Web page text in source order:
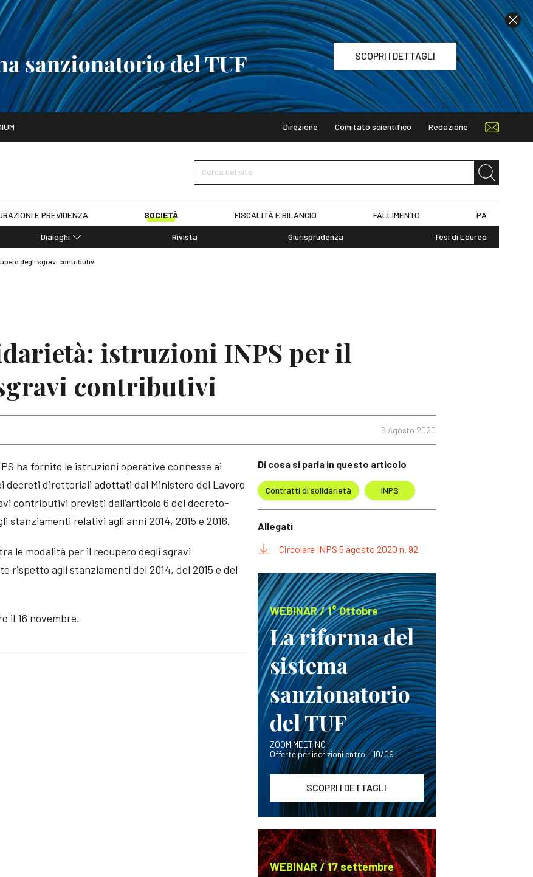
sanzionatorio del TUF SCOPRI I DETTAGLI
Direzione Comitato scientifico Redazione
Cerca nel sito
E PREVIDENZA SOCIETÀ FISCALITÀ E BILANCIO FALLIMENTO PA
Dialoghi
Rivista Giurisprudenza Tesi di Laurea
degli sgravi contributivi
istruzioni INPS per il
contributivi
6 Agosto 2020
ha fornito le istruzioni operative connesse ai
decreti direttoriali adottati dal Ministero del Lavoro
contributivi previsti dall’articolo 6 del decreto-
stanziamenti relativi agli anni 2014, 2015 e 2016.
le modalità per il recupero degli sgravi
rispetto agli stanziamenti del 2014, del 2015 e del
il 16 novembre.
Di cosa si parla in questo articolo
Contratti di solidarietà INPS
Allegati
Circolare INPS 5 agosto 2020 n. 92
WEBINAR / 1° Ottobre
La riforma del
sistema
sanzionatorio
del TUF
ZOOM MEETING
Offerte per iscrizioni entro il 10/09
SCOPRI I DETTAGLI
WEBINAR / 17 settembre